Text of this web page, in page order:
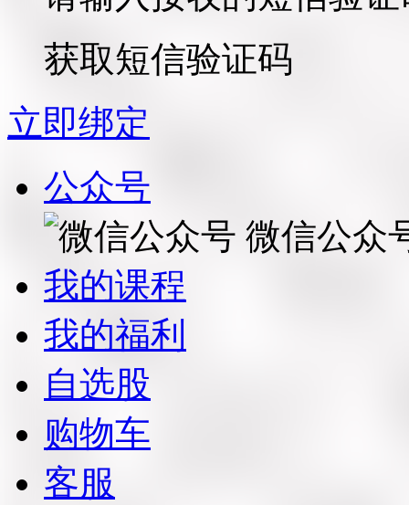
获取短信验证码
立即绑定
公众号
微信公众
我的课程
我的福利
自选股
购物车
客服